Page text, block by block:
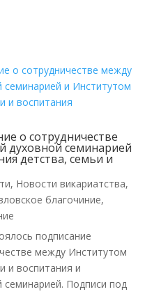
о сотрудничестве
духовной семинарией
детства, семьи и
, Новости викариатства,
благочиние,
подписание
между Институтом
и воспитания и
семинарией. Подписи под